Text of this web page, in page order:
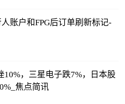
账户和FPG后订单刷新标记-
10%，三星电子跌7%，日本股
焦点简讯